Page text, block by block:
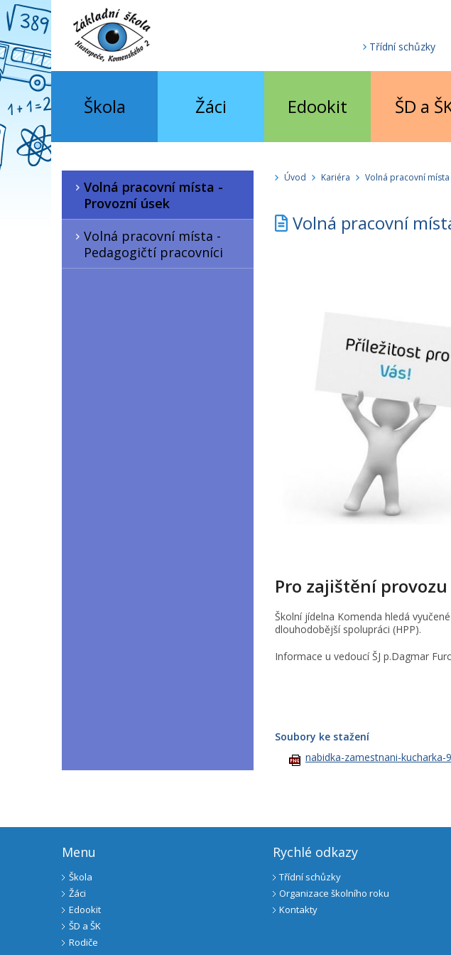
Třídní schůzky
Škola Žáci Edookit ŠD a
Volná pracovní místa -
Provozní úsek
Volná pracovní místa -
Pedagogičtí pracovníci
Úvod Kariéra Volná pracovní
Volná pracovní
Pro zajištění
Školní jídelna Komenda hledá
dlouhodobější spolupráci (HPP).
Informace u vedoucí ŠJ p.Dagmar
Soubory ke stažení
nabidka-zamestnani-kucharka-
Menu
Škola
Žáci
Edookit
ŠD a ŠK
Rodiče
Rychlé odkazy
Třídní schůzky
Organizace školního roku
Kontakty